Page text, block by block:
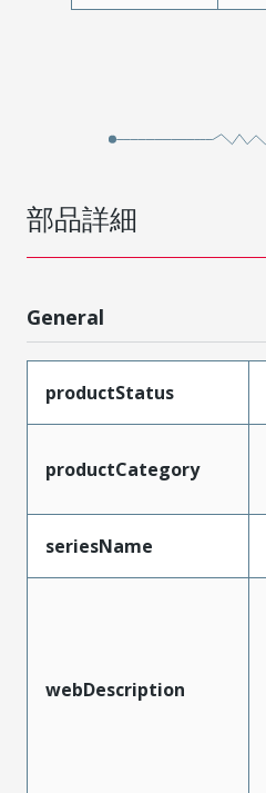
部品詳細
General
productStatus
productCategory
seriesName
webDescription